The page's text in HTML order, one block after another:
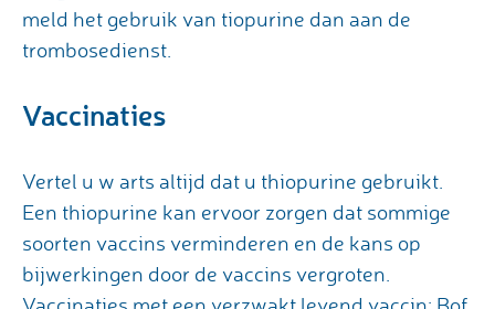
meld het gebruik van tiopurine dan aan de
trombosedienst.
Vaccinaties
Vertel u w arts altijd dat u thiopurine gebruikt.
Een thiopurine kan ervoor zorgen dat sommige
soorten vaccins verminderen en de kans op
bijwerkingen door de vaccins vergroten.